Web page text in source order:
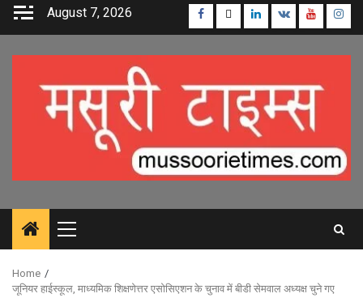
Skip
August 7, 2026 Facebook
TwitterLinkedin
VK Youtube
Primary
Menu
Home
जूनियर हाईस्कूल, माध्यमिक शिक्षणेत्तर एसोसिएशन के चुनाव में बीडी सेमवाल अध्यक्ष चुने गए